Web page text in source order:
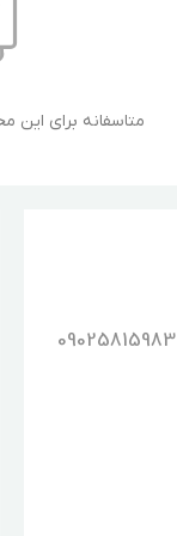
متاسفانه برای
09025815983